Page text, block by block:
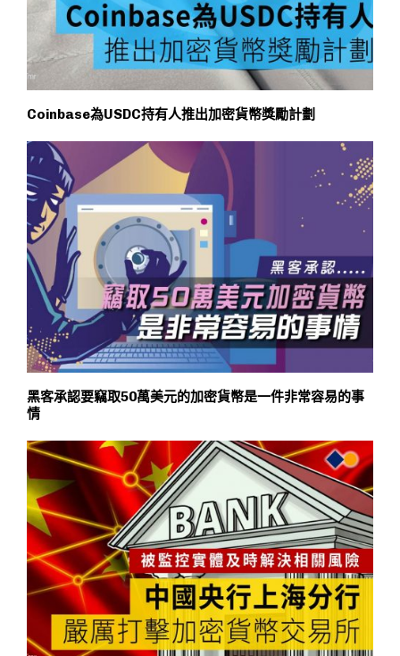
Coinbase為USDC持有人推出加密貨幣獎勵計劃
黑客承認要竊取50萬美元的加密貨幣是一件非常容易的事
情